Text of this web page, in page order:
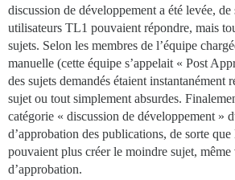
discussion de développement a été levée, de
utilisateurs TL1 pouvaient répondre, mais
sujets. Selon les membres de l’équipe
manuelle (cette équipe s’appelait « Post
des sujets demandés étaient instantanément
sujet ou tout simplement absurdes.
catégorie « discussion de développement »
d’approbation des publications, de sorte
pouvaient plus créer le moindre sujet, même
d’approbation.